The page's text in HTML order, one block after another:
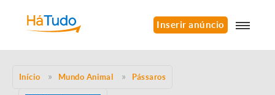
Inserir anúncio
Início Mundo Animal Pássaros